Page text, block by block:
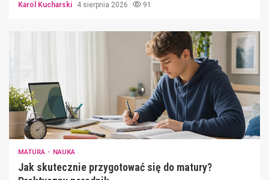
Karol Kucharski 4 sierpnia 2026 91
MATURA NAUKA
Jak skutecznie przygotować się do matury?